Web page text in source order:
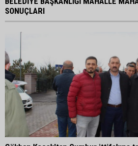
SONUÇLARI